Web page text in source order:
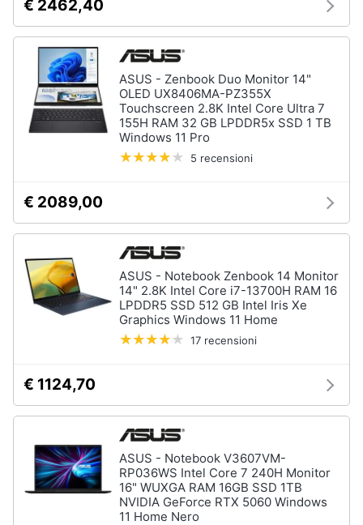
€ 2462,40
ASUS - Zenbook Duo Monitor 14"
OLED UX8406MA-PZ355X
Touchscreen 2.8K Intel Core Ultra 7
155H RAM 32 GB LPDDR5x SSD 1 TB
Windows 11 Pro
5 recensioni
€ 2089,00
ASUS - Notebook Zenbook 14 Monitor
14" 2.8K Intel Core i7-13700H RAM 16
LPDDR5 SSD 512 GB Intel Iris Xe
Graphics Windows 11 Home
17 recensioni
€ 1124,70
ASUS - Notebook V3607VM-
RP036WS Intel Core 7 240H Monitor
16" WUXGA RAM 16GB SSD 1TB
NVIDIA GeForce RTX 5060 Windows
11 Home Nero